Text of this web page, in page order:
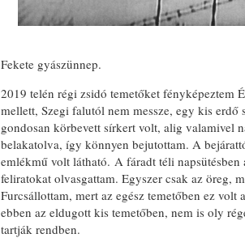
Fekete gyászünnep.
2019 telén régi zsidó temetőket fényképeztem
mellett, Szegi falutól nem messze, egy kis
gondosan körbevett sírkert volt, alig valamivel
belakatolva, így könnyen bejutottam. A
emlékmű volt látható. A fáradt téli
feliratokat olvasgattam. Egyszer csak az öreg,
Furcsállottam, mert az egész temetőben ez
ebben az eldugott kis temetőben, nem is oly
tartják rendben.